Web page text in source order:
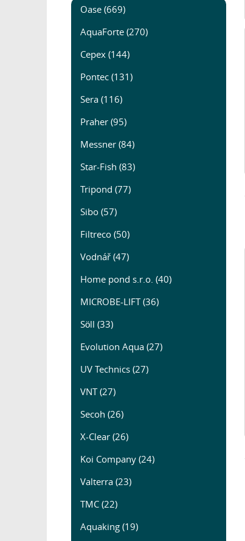
Oase (669)
AquaForte (270)
Cepex (144)
Pontec (131)
Sera (116)
Praher (95)
Messner (84)
Star-Fish (83)
Tripond (77)
Sibo (57)
Filtreco (50)
Vodnář (47)
Home pond s.r.o. (40)
MICROBE-LIFT (36)
Söll (33)
Evolution Aqua (27)
UV Technics (27)
VNT (27)
Secoh (26)
X-Clear (26)
Koi Company (24)
Valterra (23)
TMC (22)
Aquaking (19)